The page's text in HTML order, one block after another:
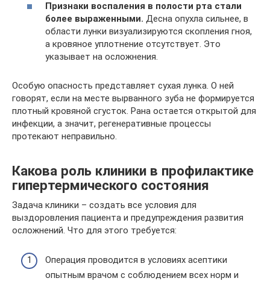
Признаки воспаления в полости рта стали
более выраженными. Десна опухла сильнее, в
области лунки визуализируются скопления гноя,
а кровяное уплотнение отсутствует. Это
указывает на осложнения.
Особую опасность представляет сухая лунка. О ней
говорят, если на месте вырванного зуба не формируется
плотный кровяной сгусток. Рана остается открытой для
инфекции, а значит, регенеративные процессы
протекают неправильно.
Какова роль клиники в профилактике
гипертермического состояния
Задача клиники – создать все условия для
выздоровления пациента и предупреждения развития
осложнений. Что для этого требуется:
Операция проводится в условиях асептики
опытным врачом с соблюдением всех норм и